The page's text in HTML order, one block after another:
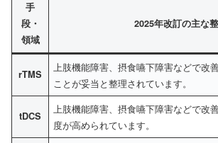
手
段・
領域
2025年改訂の主な
rTMS
上肢機能障害、摂食嚥下障害などで改
ことが妥当と整理されています。
tDCS
上肢機能障害、摂食嚥下障害などで改
度が高められています。